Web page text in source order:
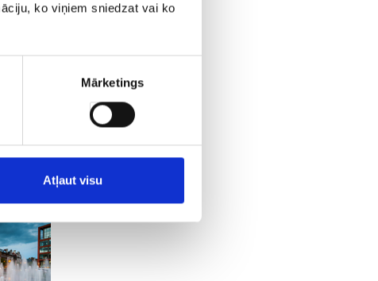
ko viņiem sniedzat vai ko
Mārketings
Atļaut visu
no€53
no€46